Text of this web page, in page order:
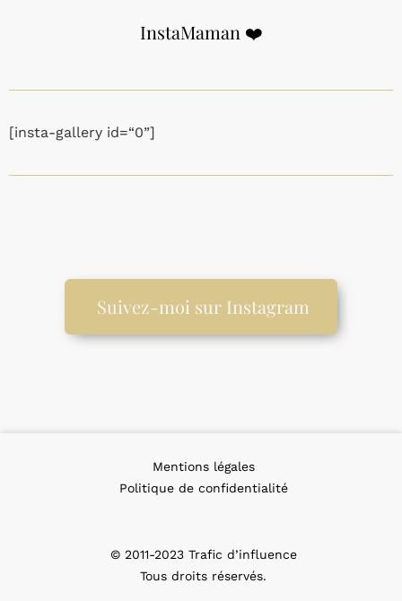
InstaMaman ❤️
[insta-gallery id=“0”]
Suivez-moi sur Instagram
Mentions légales
Politique de confidentialité
© 2011-2023 Trafic d’influence
Tous droits réservés.